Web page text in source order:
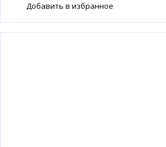
Добавить в избранное